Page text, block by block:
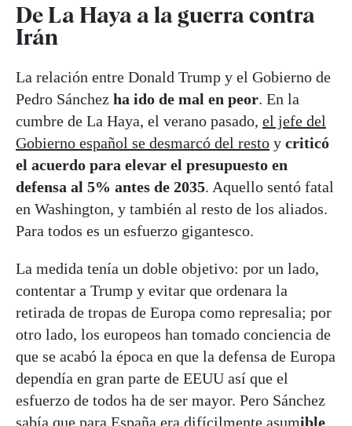
De La Haya a la guerra contra
Irán
La relación entre Donald Trump y el Gobierno de
Pedro Sánchez ha ido de mal en peor. En la
cumbre de La Haya, el verano pasado, el jefe del
Gobierno español se desmarcó del resto y criticó
el acuerdo para elevar el presupuesto en
defensa al 5% antes de 2035. Aquello sentó fatal
en Washington, y también al resto de los aliados.
Para todos es un esfuerzo gigantesco.
La medida tenía un doble objetivo: por un lado,
contentar a Trump y evitar que ordenara la
retirada de tropas de Europa como represalia; por
otro lado, los europeos han tomado conciencia de
que se acabó la época en que la defensa de Europa
dependía en gran parte de EEUU así que el
esfuerzo de todos ha de ser mayor. Pero Sánchez
sabía que para España era difícilmente asumible